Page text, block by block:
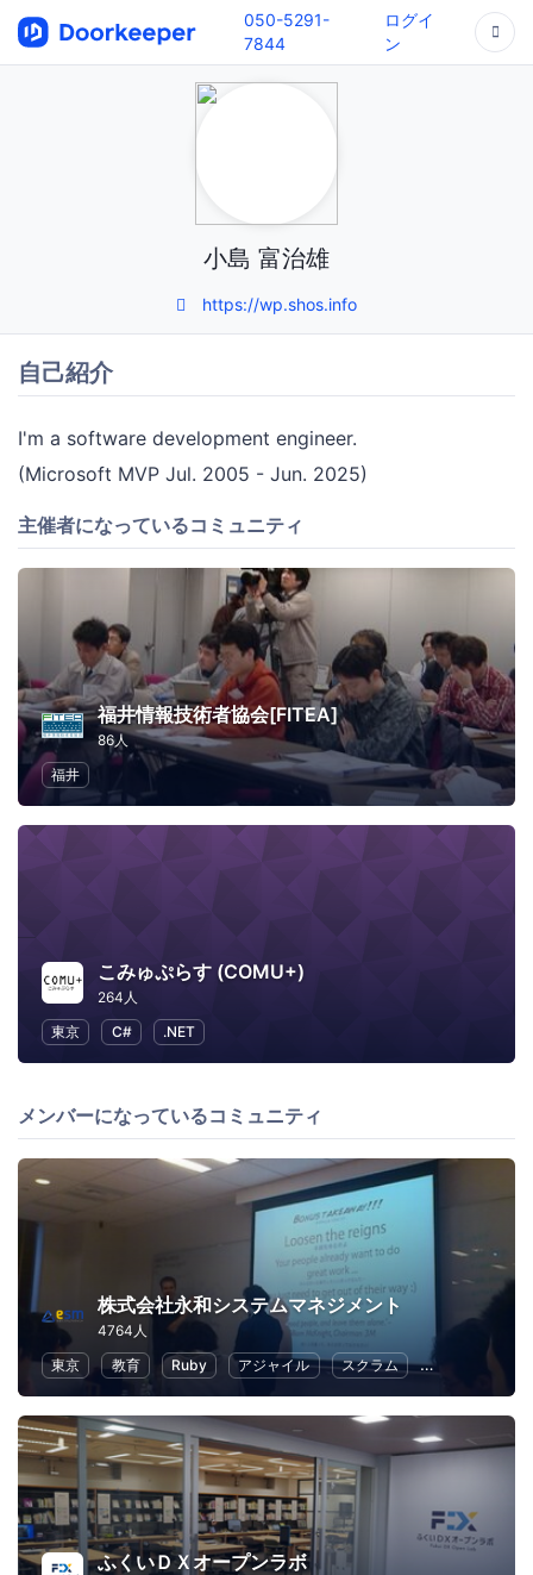
050-5291-
7844
ログイ
ン
小島 富治雄
https://wp.shos.info
自己紹介
I'm a software development engineer.
(Microsoft MVP Jul. 2005 - Jun. 2025)
主催者になっているコミュニティ
福井情報技術者協会[FITEA]
86人
福井
こみゅぷらす (COMU+)
264人
東京
C# .NET
メンバーになっているコミュニティ
株式会社永和システムマネジメント
4764人
東京
教育 Ruby アジャイル スクラム クラウド
ふくいＤＸオープンラボ